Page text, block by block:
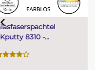
Epoxyspachtel Set 1,5 kg
MIPA E90 2K Spachtel